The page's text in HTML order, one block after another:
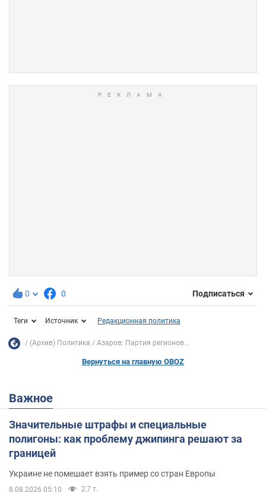
0 0 Подписаться
Теги Источник Редакционная политика
(Архив) Политика Азаров: Партия регионов...
Вернуться на главную OBOZ
Важное
Значительные штрафы и специальные
полигоны: как проблему джипинга решают за
границей
Украине не помешает взять пример со стран Европы
8.08.2026 05:10 2,7 т.